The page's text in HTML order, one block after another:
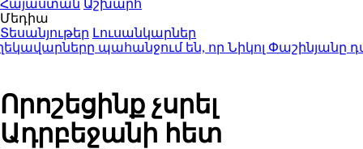
Հայաստան Աշխարհ
Մեդիա
Տեսանյութեր Լուսանկարներ
պահանջում են, որ Նիկոլ Փաշինյանը
Որոշեցինք չսրել
Ադրբեջանի հետ